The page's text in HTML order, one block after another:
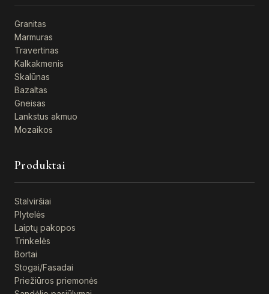
Granitas
Marmuras
Travertinas
Kalkakmenis
Skalūnas
Bazaltas
Gneisas
Lankstus akmuo
Mozaikos
Produktai
Stalviršiai
Plytelės
Laiptų pakopos
Trinkelės
Bortai
Stogai/Fasadai
Priežiūros priemonės